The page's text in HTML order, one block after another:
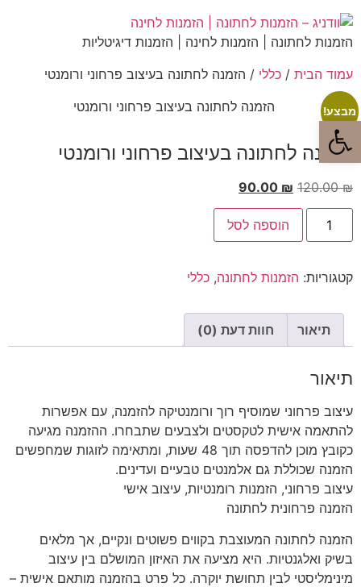
פתח סרגל נגישות
הזמנות לחתונה | הזמנות לחינה | הזמנות דיגיטליות
עמוד הבית / כללי / הזמנה לחתונה בעיצוב פרחוני ורומנטי
מבצע!
הזמנה לחתונה בעיצוב פרחוני ורומנטי
120.00₪
90.00 ₪
הוספה לסל
קטגוריות: הזמנות לחתונה, כללי
תיאור חוות דעת (0)
תיאור
עיצוב פרחוני שמוסיף רוך ורומנטיקה להזמנה, עם אפשרות
להתאמה אישית לטקסטים ולצבעים שתבחרו. ההזמנה מגיעה
כקובץ מוכן להדפסה תוך 48 שעות, ומתאימה לזוגות שמחפשים
הזמנה שכוללת גם אלמנטים טבעיים ועדינים.
עיצוב פרחוני, הזמנות רומנטיות, עיצוב אישי
הזמנה פרחונית לחתונה
הזמנה לחתונה המעוצבת בקווים פשוטים ונקיים, אך מלאים
בשיק ואלגנטיות. היא מציעה את האיזון המושלם בין עיצוב
מינימליסטי לבין תחושת יוקרה. כל פרט בהזמנה מותאם אישית –